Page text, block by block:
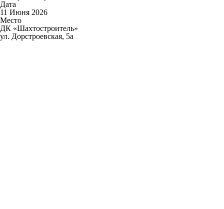
Дата
11 Июня 2026
Место
ДК «Шахтостроитель»
ул. Дорстроевская, 5а